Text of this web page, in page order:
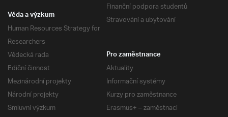
Finanční podpora studentů
Stravování a ubytování
Věda a výzkum
Human Resources Strategy for
Researchers
Vědecká rada
Ediční činnost
Mezinárodní projekty
Národní projekty
Smluvní výzkum
Pro zaměstnance
Aktuality
Informační systémy
Kurzy pro zaměstnance
Erasmus+ – zaměstnaci